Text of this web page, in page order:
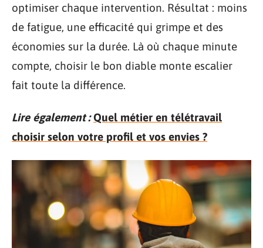
optimiser chaque intervention. Résultat : moins
de fatigue, une efficacité qui grimpe et des
économies sur la durée. Là où chaque minute
compte, choisir le bon diable monte escalier
fait toute la différence.
Lire également : Quel métier en télétravail
choisir selon votre profil et vos envies ?